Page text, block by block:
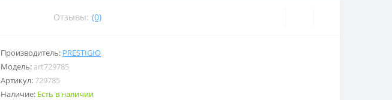
Отзывы: (0)
Производитель: PRESTIGIO
Модель: art729785
Артикул:729785
Наличие: Есть в наличии